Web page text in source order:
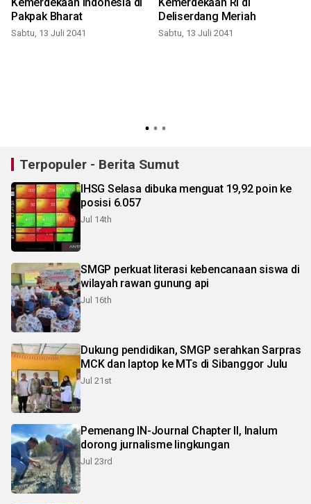
Pakpak Bharat
Sabtu, 13 Juli 2041
Deliserdang Meriah
Sabtu, 13 Juli 2041
Terpopuler - Berita Sumut
IHSG Selasa dibuka menguat 19,92 poin ke
posisi 6.057
Jul 14th
SMGP perkuat literasi kebencanaan siswa di
wilayah rawan gunung api
Jul 16th
Dukung pendidikan, SMGP serahkan Sarpras
MCK dan laptop ke MTs di Sibanggor Julu
Jul 21st
Pemenang IN-Journal Chapter II, Inalum
dorong jurnalisme lingkungan
Jul 23rd